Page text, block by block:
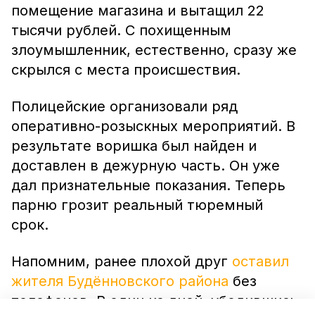
помещение магазина и вытащил 22
тысячи рублей. С похищенным
злоумышленник, естественно, сразу же
скрылся с места происшествия.
Полицейские организовали ряд
оперативно-розыскных мероприятий. В
результате воришка был найден и
доставлен в дежурную часть. Он уже
дал признательные показания. Теперь
парню грозит реальный тюремный
срок.
Напомним, ранее плохой друг оставил
жителя Будённовского района без
телефонов. В один из дней, убедившись,